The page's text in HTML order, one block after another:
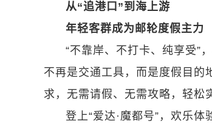
从“追港口”到海上游
年轻客群成为邮轮度假主力
“不靠岸、不打卡、纯享受”
不再是交通工具，而是度假目的
求，无需请假、无需攻略，轻松
登上“爱达·魔都号”，欢乐